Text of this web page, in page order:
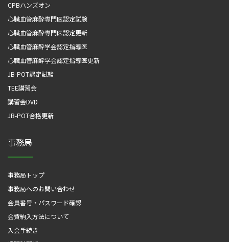
CPBハンズオン
心臓血管麻酔専門医認定試験
心臓血管麻酔専門医認定更新
心臓血管麻酔学会認定指導医
心臓血管麻酔学会認定指導医更新
JB-POT認定試験
TEE講習会
講習会DVD
JB-POT合格更新
事務局
事務局トップ
事務局へのお問い合わせ
会員番号・パスワード確認
会費納入方法について
入会手続き